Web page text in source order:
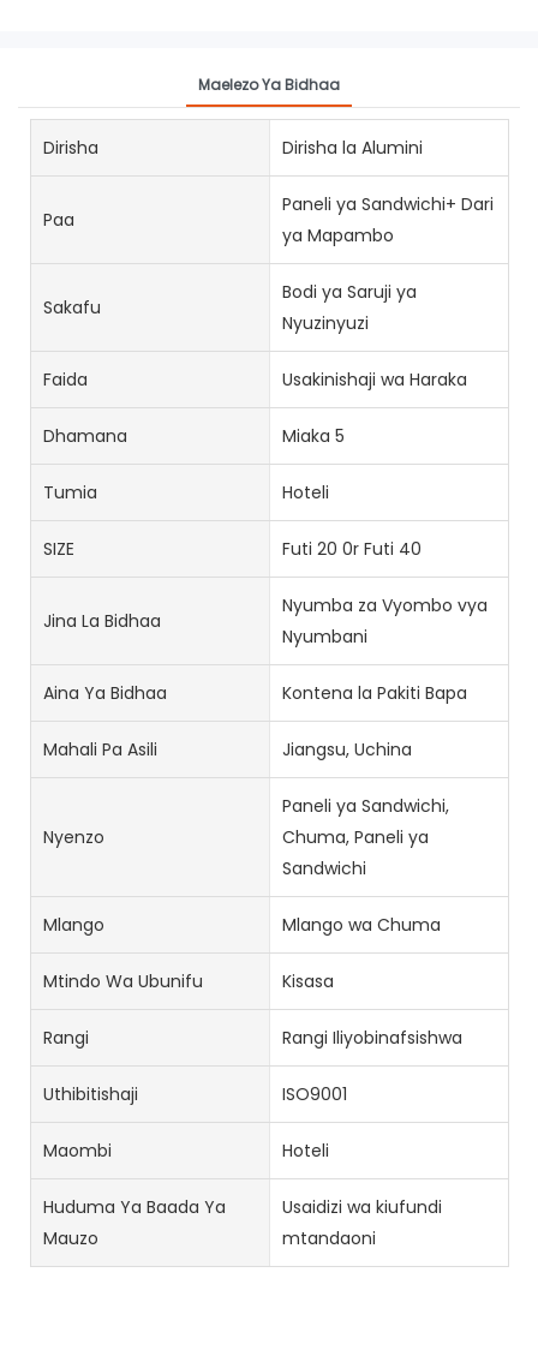
Maelezo Ya Bidhaa
Dirisha Dirisha la Alumini
Paa
Paneli ya Sandwichi+ Dari
ya Mapambo
Sakafu
Bodi ya Saruji ya
Nyuzinyuzi
Faida Usakinishaji wa Haraka
Dhamana Miaka 5
Tumia Hoteli
SIZE Futi 20 0r Futi 40
Jina La Bidhaa
Nyumba za Vyombo vya
Nyumbani
Aina Ya Bidhaa Kontena la Pakiti Bapa
Mahali Pa Asili Jiangsu, Uchina
Nyenzo
Paneli ya Sandwichi,
Chuma, Paneli ya
Sandwichi
Mlango Mlango wa Chuma
Mtindo Wa Ubunifu Kisasa
Rangi Rangi Iliyobinafsishwa
Uthibitishaji ISO9001
Maombi Hoteli
Huduma Ya Baada Ya
Mauzo
Usaidizi wa kiufundi
mtandaoni